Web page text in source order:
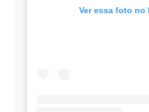
Ver essa foto no